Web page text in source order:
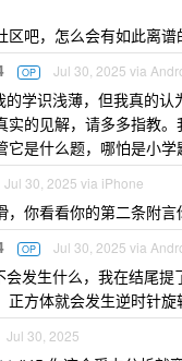
区吧，怎么会有如此离谱
OP Jul 30, 2025 via
的学识浅薄，但我真的认
实的见解，请多多指教
它是什么题，哪怕是小学
Jul 30, 2025 via iPhone
，你看看你的第二条附
OP Jul 30, 2025 via
会发生什么，我在结尾提
正方体就会发生逆时针旋
Jul 30, 2025